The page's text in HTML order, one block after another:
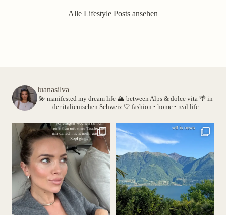
Alle Lifestyle Posts ansehen
luanasilva
💫 manifested my dream life 🏔️ between Alps & dolce vita 🌴 in
der italienischen Schweiz 🤍 fashion • home • real life